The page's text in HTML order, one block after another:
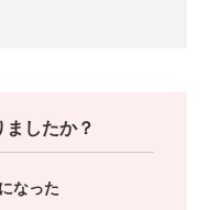
したか？
なった